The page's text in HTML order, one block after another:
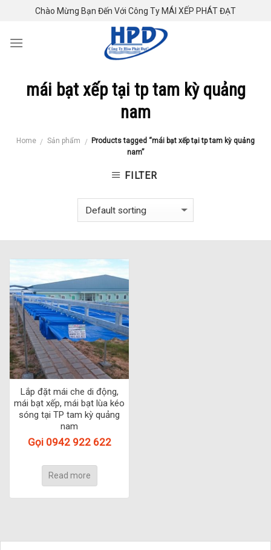
content
Chào Mừng Bạn Đến Với Công Ty MÁI XẾP PHÁT ĐẠT
mái bạt xếp tại tp tam kỳ quảng
nam
Home / Sản phẩm /
Products tagged “mái bạt xếp tại tp tam kỳ quảng
nam”
FILTER
Lắp đặt mái che di động,
mái bạt xếp, mái bạt lùa kéo
sóng tại TP tam kỳ quảng
nam
Gọi 0942 922 622
Read more